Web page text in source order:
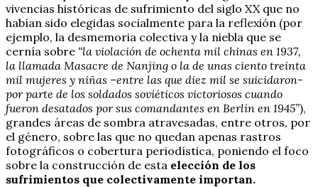
vivencias históricas de sufrimiento del siglo XX que no
habían sido elegidas socialmente para la reflexión (por
ejemplo, la desmemoria colectiva y la niebla que se
cernía sobre “la violación de ochenta mil chinas en 1937,
la llamada Masacre de Nanjing o la de unas ciento treinta
mil mujeres y niñas –entre las que diez mil se suicidaron-
por parte de los soldados soviéticos victoriosos cuando
fueron desatados por sus comandantes en Berlín en 1945”),
grandes áreas de sombra atravesadas, entre otros, por
el género, sobre las que no quedan apenas rastros
fotográficos o cobertura periodística, poniendo el foco
sobre la construcción de esta elección de los
sufrimientos que colectivamente importan.